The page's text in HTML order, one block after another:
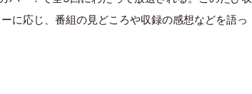
に応じ、番組の見どころや収録の感想などを語っ